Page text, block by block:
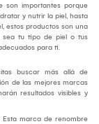
son importantes porque
y nutrir la piel, hasta
estos productos son una
sea tu tipo de piel o tus
para ti.
buscar más allá de
de las mejores marcas
resultados visibles y
Esta marca de renombre